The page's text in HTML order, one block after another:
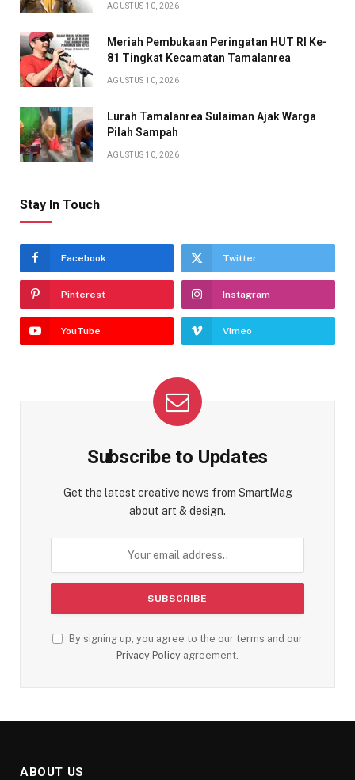
AGUSTUS 10, 2026
Meriah Pembukaan Peringatan HUT RI Ke-
81 Tingkat Kecamatan Tamalanrea
AGUSTUS 10, 2026
Lurah Tamalanrea Sulaiman Ajak Warga
Pilah Sampah
AGUSTUS 10, 2026
Stay In Touch
Facebook Twitter
Pinterest Instagram
YouTube Vimeo
Subscribe to Updates
Get the latest creative news from SmartMag
about art & design.
By signing up, you agree to the our terms and our
Privacy Policy agreement.
ABOUT US